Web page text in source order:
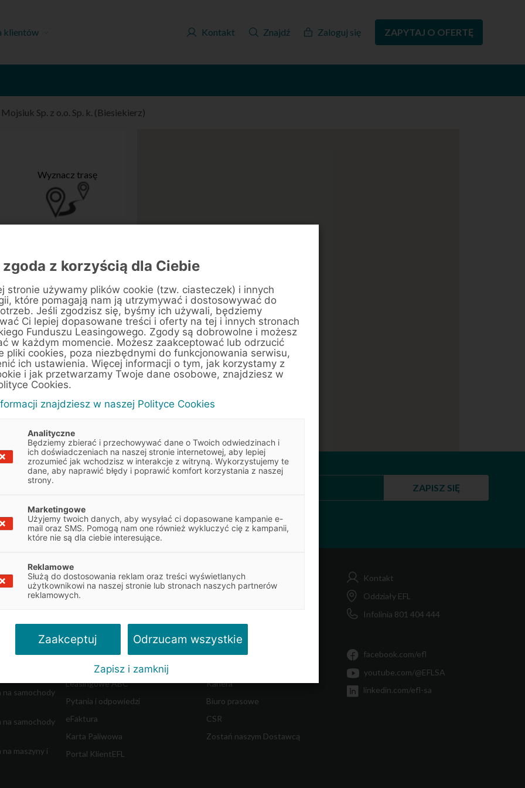
klientów Kontakt Znajdź Zaloguj się ZAPYTAJ O OFERTĘ
Mojsiuk Sp. z o.o. Sp. k. (Biesiekierz)
Wyznacz trasę
które pomogą
ZAPISZ SIĘ
Obowiązek informacyjny
ciężkich
na samochody
na samochody
maszyny i
Obsługa klienta
Obsługa umowy
Centrum Likwidacji Szkód
Leasing Swobodny
Leasingowe ABC
Pytania i odpowiedzi
eFaktura
Karta Paliwowa
Portal KlientEFL
O firmie
Blog - Biznes i Ty
Kariera
Biuro prasowe
CSR
Zostań naszym Dostawcą
Kontakt
Oddziały EFL
Infolinia 801 404 444
facebook.com/efl
youtube.com/@EFLSA
linkedin.com/efl-sa
z korzyścią dla Ciebie
stronie używamy plików cookie (tzw. ciasteczek) i innych
które pomagają nam ją utrzymywać i dostosowywać do
Jeśli zgodzisz się, byśmy ich używali, będziemy
Ci lepiej dopasowane treści i oferty na tej i innych stronach
Funduszu Leasingowego. Zgody są dobrowolne i możesz
w każdym momencie. Możesz zaakceptować lub odrzucić
pliki cookies, poza niezbędnymi do funkcjonowania serwisu,
ich ustawienia. Więcej informacji o tym, jak korzystamy z
i jak przetwarzamy Twoje dane osobowe, znajdziesz w
Cookies.
znajdziesz w naszej Polityce Cookies
Analityczne
Będziemy zbierać i przechowywać dane o Twoich odwiedzinach i
ich doświadczeniach na naszej stronie internetowej, aby lepiej
zrozumieć jak wchodzisz w interakcje z witryną. Wykorzystujemy te
dane, aby naprawić błędy i poprawić komfort korzystania z naszej
strony.
Marketingowe
Użyjemy twoich danych, aby wysyłać ci dopasowane kampanie e-
mail oraz SMS. Pomogą nam one również wykluczyć cię z kampanii,
które nie są dla ciebie interesujące.
Reklamowe
Służą do dostosowania reklam oraz treści wyświetlanych
użytkownikowi na naszej stronie lub stronach naszych partnerów
reklamowych.
Zaakceptuj Odrzucam wszystkie
Zapisz i zamknij